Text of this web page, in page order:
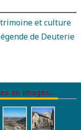
et culture
de Deuterie
en images…